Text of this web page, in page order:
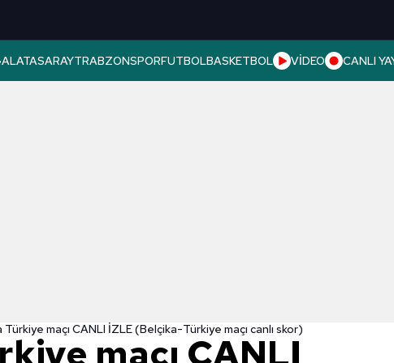
TRABZONSPORFUTBOLBASKETBOL VİDEO CANLI
Türkiye maçı CANLI İZLE (Belçika-Türkiye maçı canlı skor)
maçı CANLI